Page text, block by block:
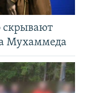
Мухаммеда